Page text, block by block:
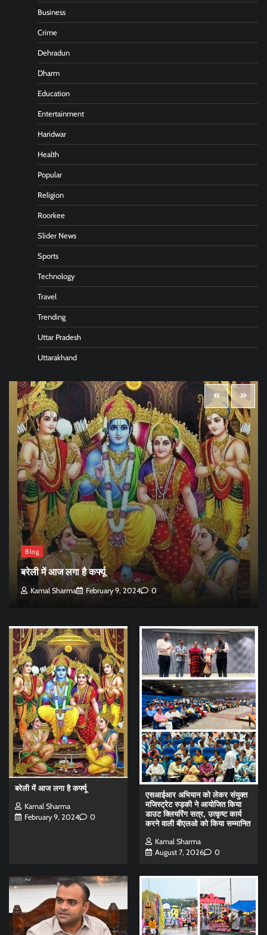
Business
Crime
Dehradun
Dharm
Education
Entertainment
Haridwar
Health
Popular
Religion
Roorkee
Slider News
Sports
Technology
Travel
Trending
Uttar Pradesh
Uttarakhand
Blog
बरेली में आज लगा है कर्फ्यू
Kamal Sharma February 9, 2024 0
बरेली में आज लगा है कर्फ्यू
Kamal Sharma
February 9, 2024
0
एसआईआर अभियान को लेकर संयुक्त
मजिस्ट्रेट रुड़की ने आयोजित किया
डाउट क्लियरिंग सत्र, उत्कृष्ट कार्य
करने वाली बीएलओ को किया सम्मानित
Kamal Sharma
August 7, 2026
0